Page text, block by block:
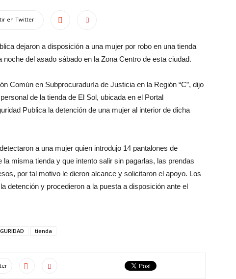
en Twitter
dejaron a disposición a una mujer por robo en una tienda
del asado sábado en la Zona Centro de esta ciudad.
Común en Subprocuraduría de Justicia en la Región “C”, dijo
de la tienda de El Sol, ubicada en el Portal
Publica la detención de una mujer al interior de dicha
a una mujer quien introdujo 14 pantalones de
misma tienda y que intento salir sin pagarlas, las prendas
por tal motivo le dieron alcance y solicitaron el apoyo. Los
detención y procedieron a la puesta a disposición ante el
tienda